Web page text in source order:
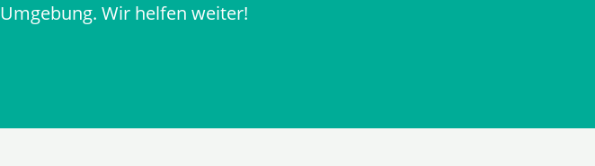
Umgebung. Wir helfen weiter!